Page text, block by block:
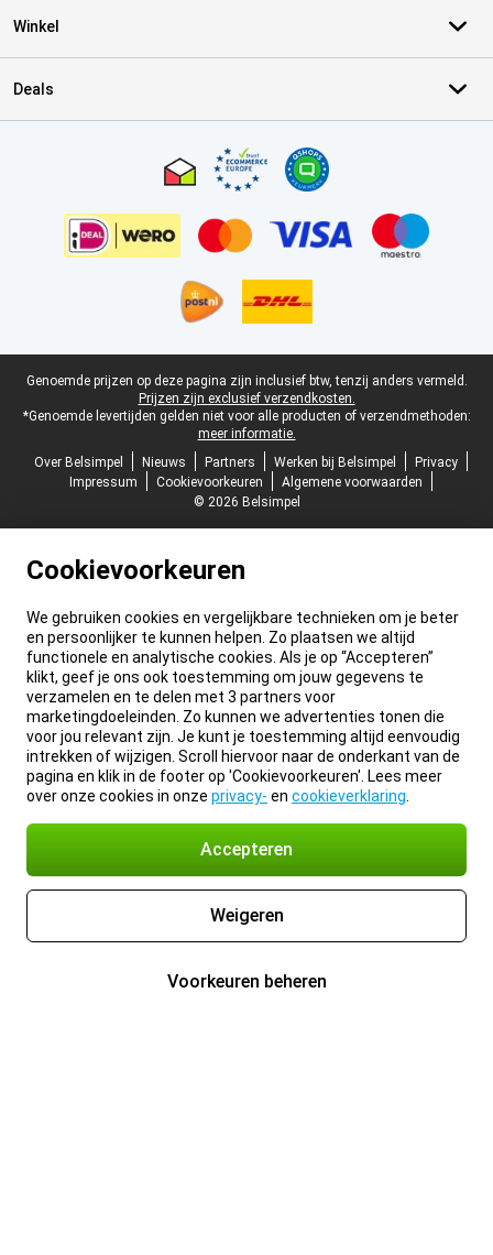
Winkel
Deals
Juridische voettekst
Genoemde prijzen op deze pagina zijn inclusief btw, tenzij anders vermeld.
Prijzen zijn exclusief verzendkosten.
*Genoemde levertijden gelden niet voor alle producten of verzendmethoden:
meer informatie.
Over Belsimpel
Nieuws Partners Werken bij Belsimpel
Privacy
Impressum
Cookievoorkeuren
Algemene voorwaarden
© 2026 Belsimpel
Cookievoorkeuren
We gebruiken cookies en vergelijkbare technieken om je beter
en persoonlijker te kunnen helpen. Zo plaatsen we altijd
functionele en analytische cookies. Als je op “Accepteren”
klikt, geef je ons ook toestemming om jouw gegevens te
verzamelen en te delen met 3 partners voor
marketingdoeleinden. Zo kunnen we advertenties tonen die
voor jou relevant zijn. Je kunt je toestemming altijd eenvoudig
intrekken of wijzigen. Scroll hiervoor naar de onderkant van de
pagina en klik in de footer op 'Cookievoorkeuren'. Lees meer
over onze cookies in onze privacy- en cookieverklaring
Accepteren
Weigeren
Voorkeuren beheren